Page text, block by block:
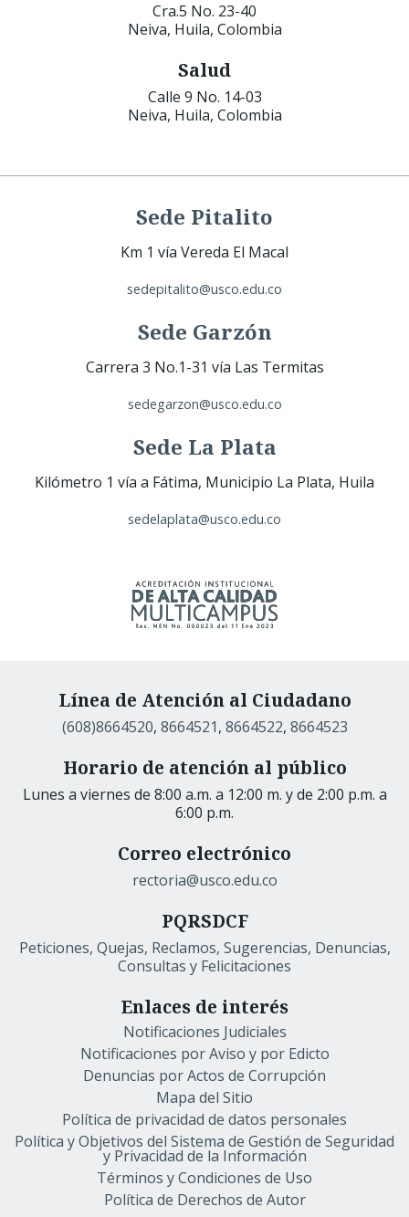
Cra.5 No. 23-40
Neiva, Huila, Colombia
Salud
Calle 9 No. 14-03
Neiva, Huila, Colombia
Sede Pitalito
Km 1 vía Vereda El Macal
sedepitalito@usco.edu.co
Sede Garzón
Carrera 3 No.1-31 vía Las Termitas
sedegarzon@usco.edu.co
Sede La Plata
Kilómetro 1 vía a Fátima, Municipio La Plata, Huila
sedelaplata@usco.edu.co
Línea de Atención al Ciudadano
(608)8664520, 8664521, 8664522, 8664523
Horario de atención al público
Lunes a viernes de 8:00 a.m. a 12:00 m. y de 2:00 p.m. a
6:00 p.m.
Correo electrónico
rectoria@usco.edu.co
PQRSDCF
Peticiones, Quejas, Reclamos, Sugerencias, Denuncias,
Consultas y Felicitaciones
Enlaces de interés
Notificaciones Judiciales
Notificaciones por Aviso y por Edicto
Denuncias por Actos de Corrupción
Mapa del Sitio
Política de privacidad de datos personales
Política y Objetivos del Sistema de Gestión de Seguridad
y Privacidad de la Información
Términos y Condiciones de Uso
Política de Derechos de Autor